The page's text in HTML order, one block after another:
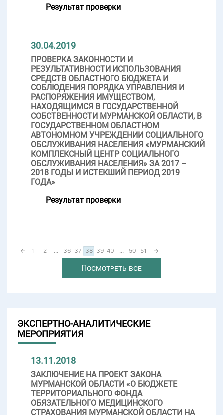
Результат проверки
30.04.2019
ПРОВЕРКА ЗАКОННОСТИ И
РЕЗУЛЬТАТИВНОСТИ ИСПОЛЬЗОВАНИЯ
СРЕДСТВ ОБЛАСТНОГО БЮДЖЕТА И
СОБЛЮДЕНИЯ ПОРЯДКА УПРАВЛЕНИЯ И
РАСПОРЯЖЕНИЯ ИМУЩЕСТВОМ,
НАХОДЯЩИМСЯ В ГОСУДАРСТВЕННОЙ
СОБСТВЕННОСТИ МУРМАНСКОЙ ОБЛАСТИ, В
ГОСУДАРСТВЕННОМ ОБЛАСТНОМ
АВТОНОМНОМ УЧРЕЖДЕНИИ СОЦИАЛЬНОГО
ОБСЛУЖИВАНИЯ НАСЕЛЕНИЯ «МУРМАНСКИЙ
КОМПЛЕКСНЫЙ ЦЕНТР СОЦИАЛЬНОГО
ОБСЛУЖИВАНИЯ НАСЕЛЕНИЯ» ЗА 2017 –
2018 ГОДЫ И ИСТЕКШИЙ ПЕРИОД 2019
ГОДА»
Результат проверки
← 1 2 ... 36 37 38 39 40 ... 50 51 →
Посмотреть все
ЭКСПЕРТНО-АНАЛИТИЧЕСКИЕ
МЕРОПРИЯТИЯ
13.11.2018
ЗАКЛЮЧЕНИЕ НА ПРОЕКТ ЗАКОНА
МУРМАНСКОЙ ОБЛАСТИ «О БЮДЖЕТЕ
ТЕРРИТОРИАЛЬНОГО ФОНДА
ОБЯЗАТЕЛЬНОГО МЕДИЦИНСКОГО
СТРАХОВАНИЯ МУРМАНСКОЙ ОБЛАСТИ НА